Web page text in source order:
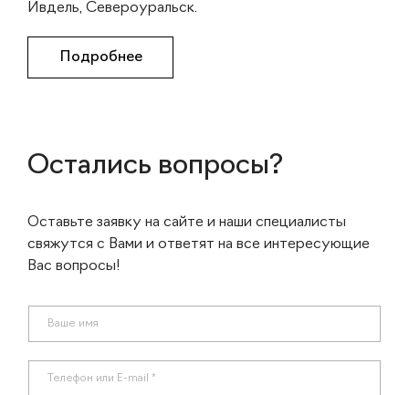
Ивдель, Североуральск.
Подробнее
Остались вопросы?
Оставьте заявку на сайте и наши специалисты
свяжутся с Вами и ответят на все интересующие
Вас вопросы!